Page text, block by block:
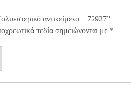
αντικείμενο – 72927”
πεδία σημειώνονται με *